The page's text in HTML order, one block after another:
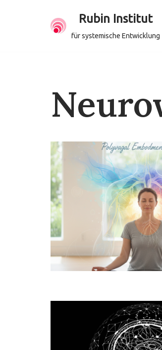
Rubin Institut
für systemische Entwicklung